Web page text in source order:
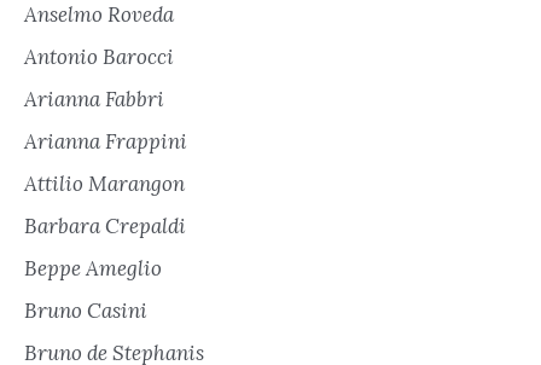
Anselmo Roveda
Antonio Barocci
Arianna Fabbri
Arianna Frappini
Attilio Marangon
Barbara Crepaldi
Beppe Ameglio
Bruno Casini
Bruno de Stephanis